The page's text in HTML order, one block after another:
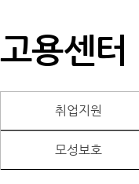
고용센터
취업지원
모성보호